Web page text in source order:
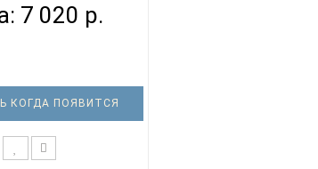
7 020 р.
КОГДА ПОЯВИТСЯ